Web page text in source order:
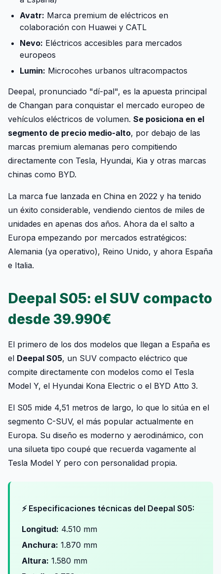
Avatr: Marca premium de eléctricos en
colaboración con Huawei y CATL
Nevo: Eléctricos accesibles para mercados
europeos
Lumin: Microcohes urbanos ultracompactos
Deepal, pronunciado "dí-pal", es la apuesta principal
de Changan para conquistar el mercado europeo de
vehículos eléctricos de volumen. Se posiciona en el
segmento de precio medio-alto, por debajo de las
marcas premium alemanas pero compitiendo
directamente con Tesla, Hyundai, Kia y otras marcas
chinas como BYD.
La marca fue lanzada en China en 2022 y ha tenido
un éxito considerable, vendiendo cientos de miles de
unidades en apenas dos años. Ahora da el salto a
Europa empezando por mercados estratégicos:
Alemania (ya operativo), Reino Unido, y ahora España
e Italia.
Deepal S05: el SUV compacto
desde 39.990€
El primero de los dos modelos que llegan a España es
el Deepal S05, un SUV compacto eléctrico que
compite directamente con modelos como el Tesla
Model Y, el Hyundai Kona Electric o el BYD Atto 3.
El S05 mide 4,51 metros de largo, lo que lo sitúa en el
segmento C-SUV, el más popular actualmente en
Europa. Su diseño es moderno y aerodinámico, con
una silueta tipo coupé que recuerda vagamente al
Tesla Model Y pero con personalidad propia.
⚡ Especificaciones técnicas del Deepal S05:
Longitud: 4.510 mm
Anchura: 1.870 mm
Altura: 1.580 mm